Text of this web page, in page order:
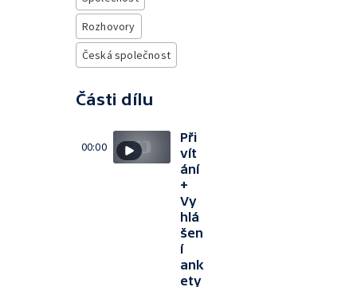
Rozhovory
Česká společnost
Části dílu
00:00
Při
vít
ání
+
Vy
hlá
šen
í
ank
ety